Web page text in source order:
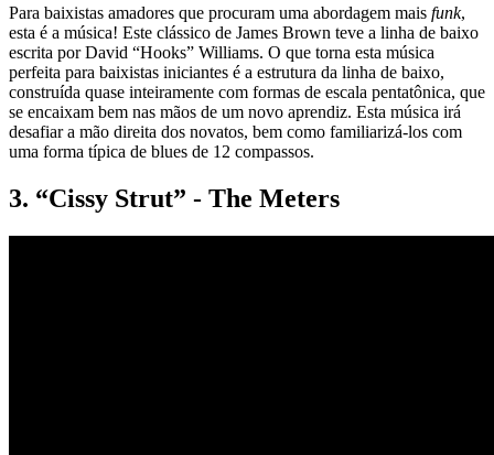
Para baixistas amadores que procuram uma abordagem mais funk,
esta é a música! Este clássico de James Brown teve a linha de baixo
escrita por David “Hooks” Williams. O que torna esta música
perfeita para baixistas iniciantes é a estrutura da linha de baixo,
construída quase inteiramente com formas de escala pentatônica, que
se encaixam bem nas mãos de um novo aprendiz. Esta música irá
desafiar a mão direita dos novatos, bem como familiarizá-los com
uma forma típica de blues de 12 compassos.
3. “Cissy Strut” - The Meters